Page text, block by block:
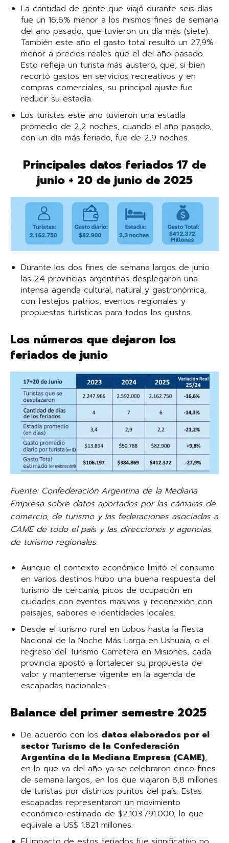
La cantidad de gente que viajó durante seis días
fue un 16,6% menor a los mismos fines de semana
del año pasado, que tuvieron un día más (siete).
También este año el gasto total resultó un 27,9%
menor a precios reales que el del año pasado.
Esto refleja un turista más austero, que, si bien
recortó gastos en servicios recreativos y en
compras comerciales, su principal ajuste fue
reducir su estadía.
Los turistas este año tuvieron una estadía
promedio de 2,2 noches, cuando el año pasado,
con un día más feriado, fue de 2,9 noches.
Principales datos feriados 17 de
junio + 20 de junio de 2025
Durante los dos fines de semana largos de junio
las 24 provincias argentinas desplegaron una
intensa agenda cultural, natural y gastronómica,
con festejos patrios, eventos regionales y
propuestas turísticas para todos los gustos.
Los números que dejaron los
feriados de junio
Fuente: Confederación Argentina de la Mediana
Empresa sobre datos aportados por las cámaras de
comercio, de turismo y las federaciones asociadas a
CAME de todo el país y las direcciones y agencias
de turismo regionales
Aunque el contexto económico limitó el consumo
en varios destinos hubo una buena respuesta del
turismo de cercanía, picos de ocupación en
ciudades con eventos masivos y reconexión con
paisajes, sabores e identidades locales.
Desde el turismo rural en Lobos hasta la Fiesta
Nacional de la Noche Más Larga en Ushuaia, o el
regreso del Turismo Carretera en Misiones, cada
provincia apostó a fortalecer su propuesta de
valor y mantenerse vigente en la agenda de
escapadas nacionales.
Balance del primer semestre 2025
De acuerdo con los datos elaborados por el
sector Turismo de la Confederación
Argentina de la Mediana Empresa (CAME),
en lo que va del año ya se celebraron cinco fines
de semana largos, en los que viajaron 8,8 millones
de turistas por distintos puntos del país. Estas
escapadas representaron un movimiento
económico estimado de $2.103.791.000, lo que
equivale a US$ 1.821 millones.